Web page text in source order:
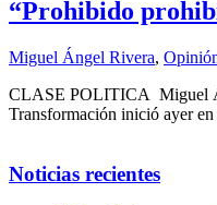
“Prohibido
Miguel Ángel Rivera,
CLASE POLITICA Miguel
Transformación inició ayer
Noticias recientes